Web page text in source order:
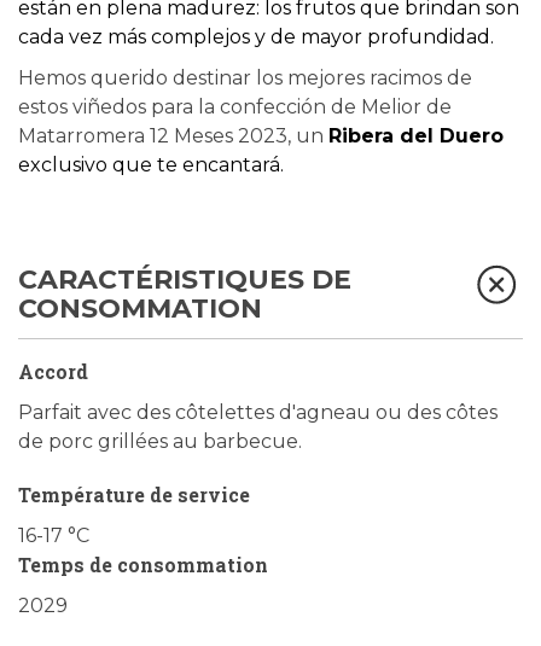
están en plena madurez: los frutos que brindan son
cada vez más complejos y de mayor profundidad.
Hemos querido destinar los mejores racimos de
estos viñedos para la confección de Melior de
Matarromera 12 Meses 2023, un Ribera del Duero
exclusivo que te encantará.
CARACTÉRISTIQUES DE
CONSOMMATION
Accord
Parfait avec des côtelettes d'agneau ou des côtes
de porc grillées au barbecue.
Température de service
16-17 °C
Temps de consommation
2029